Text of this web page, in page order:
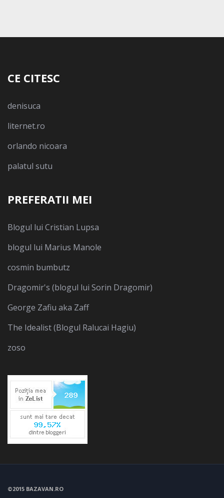
CE CITESC
denisuca
liternet.ro
orlando nicoara
palatul sutu
PREFERATII MEI
Blogul lui Cristian Lupsa
blogul lui Marius Manole
cosmin bumbutz
Dragomir's (blogul lui Sorin Dragomir)
George Zafiu aka Zaff
The Idealist (Blogul Ralucai Hagiu)
zoso
©2015 BAZAVAN.RO